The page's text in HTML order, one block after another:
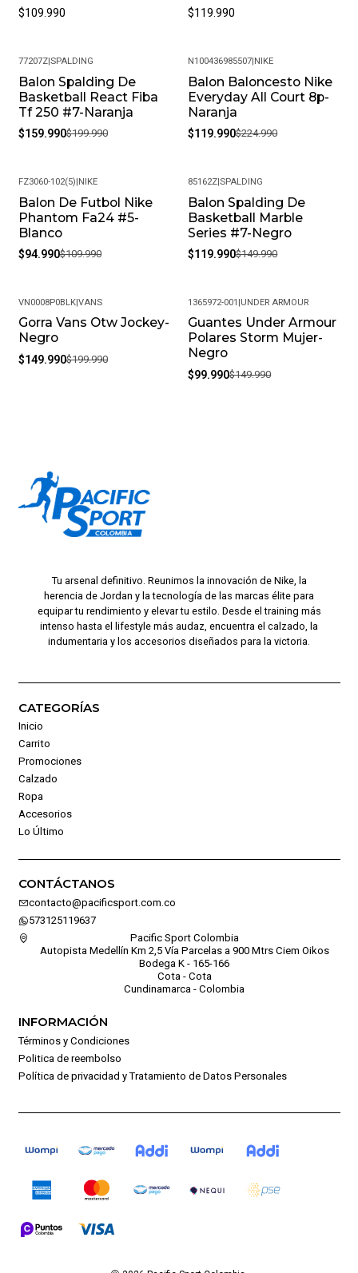
$109.990 $119.990
-20%
77207Z|SPALDING
Balon Spalding De
Basketball React Fiba
Tf 250 #7-Naranja
$159.990$199.990
-47%
N100436985507|NIKE
Balon Baloncesto Nike
Everyday All Court 8p-
Naranja
$119.990$224.990
-14%
FZ3060-102(5)|NIKE
Balon De Futbol Nike
Phantom Fa24 #5-
Blanco
$94.990$109.990
-20%
85162Z|SPALDING
Balon Spalding De
Basketball Marble
Series #7-Negro
$119.990$149.990
-25%
VN0008P0BLK|VANS
Gorra Vans Otw Jockey-
Negro
$149.990$199.990
-33%
1365972-001 |UNDER ARMOUR
Guantes Under Armour
Polares Storm Mujer-
Negro
$99.990$149.990
Tu arsenal definitivo. Reunimos la innovación de Nike, la
herencia de Jordan y la tecnología de las marcas élite para
equipar tu rendimiento y elevar tu estilo. Desde el training más
intenso hasta el lifestyle más audaz, encuentra el calzado, la
indumentaria y los accesorios diseñados para la victoria.
CATEGORÍAS
Inicio
Carrito
Promociones
Calzado
Ropa
Accesorios
Lo Último
CONTÁCTANOS
contacto@pacificsport.com.co
573125119637
Pacific Sport Colombia
Autopista Medellín Km 2,5 Vía Parcelas a 900 Mtrs Ciem Oikos
Bodega K - 165-166
Cota - Cota
Cundinamarca - Colombia
INFORMACIÓN
Términos y Condiciones
Politica de reembolso
Política de privacidad y Tratamiento de Datos Personales